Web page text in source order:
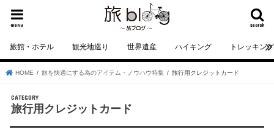
search
menu
旅館・ホテル 観光地巡り 世界遺産 ハイキング トレッキング
HOME 旅を快適にする為のアイテム・ノウハウ特集 旅行用クレジットカード
旅行用クレジットカード